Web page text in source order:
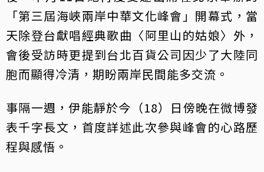
「第三屆海峽兩岸中華文化峰會」開幕式，當
天除登台獻唱經典歌曲〈阿里山的姑娘〉外，
會後受訪時更提到台北百貨公司因少了大陸同
胞而顯得冷清，期盼兩岸民間能多交流。
事隔一週，伊能靜於今（18）日傍晚在微博發
表千字長文，首度詳述此次參與峰會的心路歷
程與感悟。